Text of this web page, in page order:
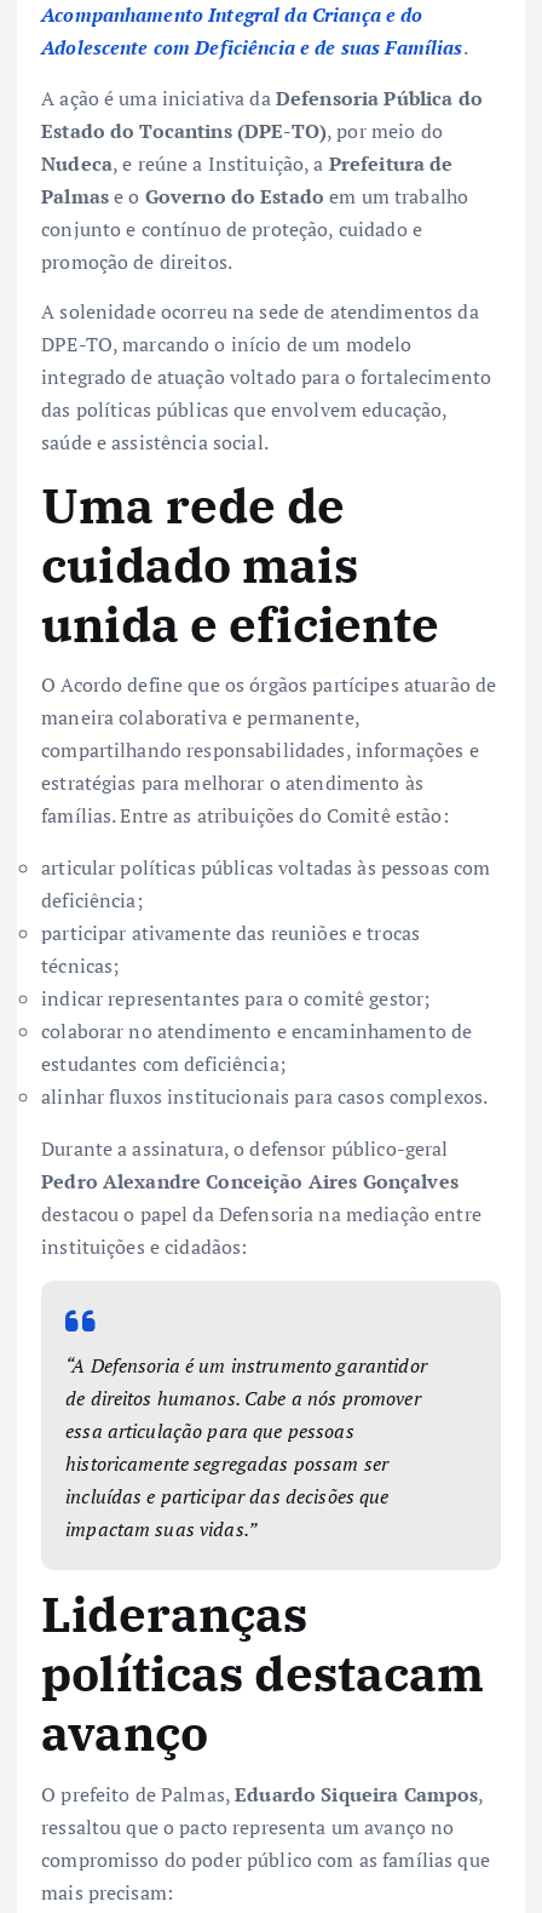
Acompanhamento Integral da Criança e do
Adolescente com Deficiência e de suas Famílias.
A ação é uma iniciativa daDefensoria Pública do
Estado do Tocantins (DPE-TO), por meio do
Nudeca, e reúne a Instituição, a Prefeitura de
Palmase o Governo do Estado em um trabalho
conjunto e contínuo de proteção, cuidado e
promoção de direitos.
A solenidade ocorreu na sede de atendimentos da
DPE-TO, marcando o início de um modelo
integrado de atuação voltado para o fortalecimento
das políticas públicas que envolvem educação,
saúde e assistência social.
Uma rede de
cuidado mais
unida e eficiente
O Acordo define que os órgãos partícipes atuarão de
maneira colaborativa e permanente,
compartilhando responsabilidades, informações e
estratégias para melhorar o atendimento às
famílias. Entre as atribuições do Comitê estão:
articular políticas públicas voltadas às pessoas com
deficiência;
participar ativamente das reuniões e trocas
técnicas;
indicar representantes para o comitê gestor;
colaborar no atendimento e encaminhamento de
estudantes com deficiência;
alinhar fluxos institucionais para casos complexos.
Durante a assinatura, o defensor público-geral
Pedro Alexandre Conceição Aires Gonçalves
destacou o papel da Defensoria na mediação entre
instituições e cidadãos:
“A Defensoria é um instrumento garantidor
de direitos humanos. Cabe a nós promover
essa articulação para que pessoas
historicamente segregadas possam ser
incluídas e participar das decisões que
impactam suas vidas.”
Lideranças
políticas destacam
avanço
O prefeito de Palmas,Eduardo Siqueira Campos,
ressaltou que o pacto representa um avanço no
compromisso do poder público com as famílias que
mais precisam: